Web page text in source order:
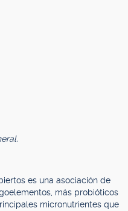
es una asociación de
más probióticos
micronutrientes que